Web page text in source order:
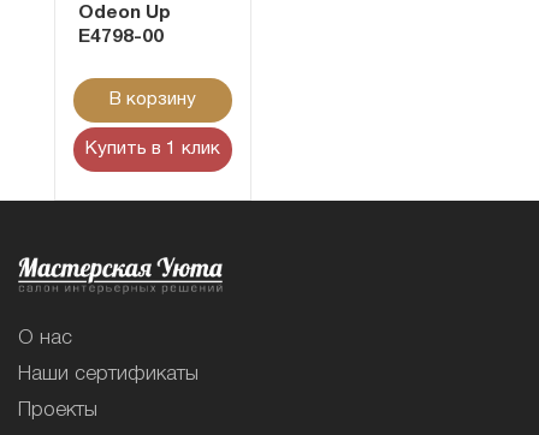
Odeon Up
E4798-00
В корзину
Купить в 1 клик
О нас
Наши сертификаты
Проекты